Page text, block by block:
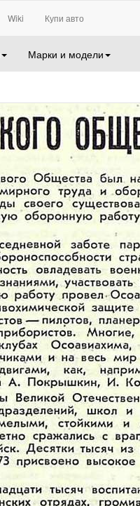
Wiki Купи авто
Марки и модели